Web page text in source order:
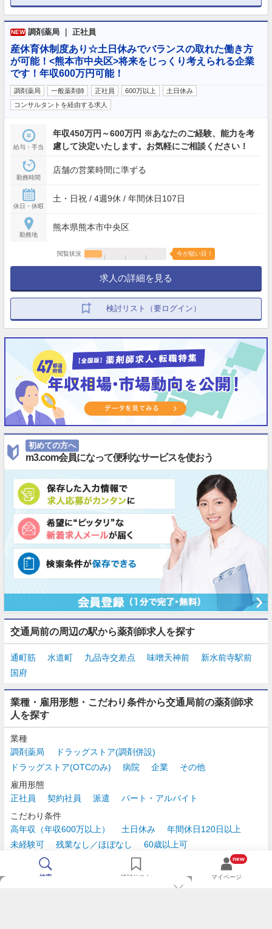
NEW 調剤薬局 ｜ 正社員
産休育休制度あり☆土日休みでバランスの取れた働き方
が可能！<熊本市中央区>将来をじっくり考えられる企業
です！年収600万円可能！
調剤薬局 一般薬剤師 正社員 600万以上
土日休み
コンサルタントを経由する求人
給与・手当
年収450万円～600万円 ※あなたのご経験、能力を考
慮して決定いたします。お気軽にご相談ください！
勤務時間
店舗の営業時間に準ずる
休日・休暇
土・日祝 / 4週9休 / 年間休日107日
勤務地
熊本県熊本市中央区
閲覧状況 今が狙い目！
求人の詳細を見る
検討リスト（要ログイン）
初めての方へ
m3.com会員になって便利なサービスを使おう
交通局前の周辺の駅から薬剤師求人を探す
通町筋 水道町 九品寺交差点 味噌天神前
新水前寺駅前
国府
業種・雇用形態・こだわり条件から交通局前の薬剤師求
人を探す
業種
調剤薬局
ドラッグストア(調剤併設)
ドラッグストア(OTCのみ)
病院 企業
その他
雇用形態
正社員
契約社員 派遣
パート・アルバイト
こだわり条件
高年収（年収600万以上）
土日休み
年間休日120日以上
未経験可
残業なし／ほぼなし
60歳以上可
時給2,500円以上
検索 検討リスト
new
マイページ